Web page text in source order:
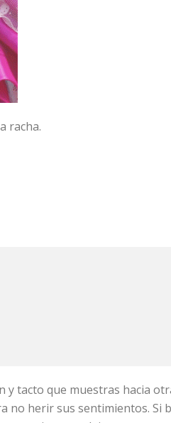
racha.
y tacto que muestras hacia
herir sus sentimientos. Si